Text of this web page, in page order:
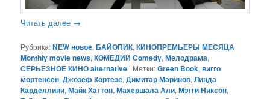
Читать далее →
Рубрика:NEW новое,БАЙОПИК,КИНОПРЕМЬЕРЫ МЕСЯЦА
Monthly movie news,КОМЕДИИ Comedy,Мелодрама,
СЕРЬЕЗНОЕ КИНО alternative | Метки:Green Book,вигго
мортенсен,Джозеф Кортезе,Димитар Маринов,Линда
Карделлини,Майк Хаттон,Махершала Али,Мэгги Никсон,